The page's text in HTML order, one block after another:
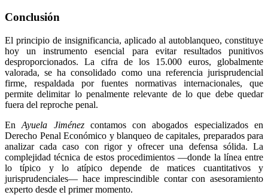
Conclusión
El principio de insignificancia, aplicado al autoblanqueo, constituye
hoy un instrumento esencial para evitar resultados punitivos
desproporcionados. La cifra de los 15.000 euros, globalmente
valorada, se ha consolidado como una referencia jurisprudencial
firme, respaldada por fuentes normativas internacionales, que
permite delimitar lo penalmente relevante de lo que debe quedar
fuera del reproche penal.
EnAyuela Jiménezcontamos con abogados especializados en
Derecho Penal Económico y blanqueo de capitales, preparados para
analizar cada caso con rigor y ofrecer una defensa sólida. La
complejidad técnica de estos procedimientos —donde la línea entre
lo típico y lo atípico depende de matices cuantitativos y
jurisprudenciales— hace imprescindible contar con asesoramiento
experto desde el primer momento.